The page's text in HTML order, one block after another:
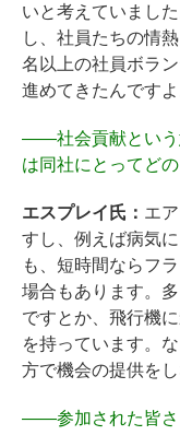
いと考えていまし
し、社員たちの情
名以上の社員ボラ
進めてきたんですよ
――社会貢献とい
は同社にとってど
エスプレイ氏： エ
すし、例えば病気
も、短時間ならフ
場合もあります。
ですとか、飛行機
を持っています。
方で機会の提供を
――参加された皆